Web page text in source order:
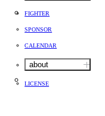
FIGHTER
SPONSOR
CALENDAR
about
LICENSE